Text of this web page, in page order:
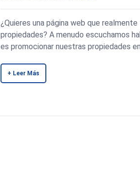
¿Quieres una página web que
propiedades? A menudo escuchamos
es promocionar nuestras propiedades
+ Leer Más